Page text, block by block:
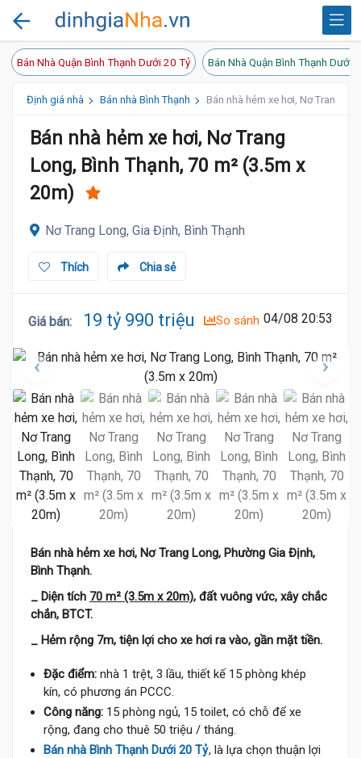
Bán Nhà Quận Bình Thạnh Dưới 20 Tỷ Bán Nhà Quận Bình Thạnh Dưới
Định giá nhà Bán nhà Bình Thạnh Bán nhà hẻm xe hơi, Nơ Trang
Bán nhà hẻm xe hơi, Nơ Trang
Long, Bình Thạnh, 70 m² (3.5m x
20m)
Nơ Trang Long, Gia Định, Bình Thạnh
Chia sẻ
Thích
Giá bán: 19 tỷ 990 triệu So sánh 04/08 20:53
Bán nhà hẻm xe hơi, Nơ Trang Long, Phường Gia Định,
Bình Thạnh.
_ Diện tích 70 m² (3.5m x 20m), đất vuông vức, xây chắc
chắn, BTCT.
_ Hẻm rộng 7m, tiện lợi cho xe hơi ra vào, gần mặt tiền.
Đặc điểm: nhà 1 trệt, 3 lầu, thiết kế 15 phòng khép
kín, có phương án PCCC.
Công năng: 15 phòng ngủ, 15 toilet, có chỗ để xe
rộng, đang cho thuê 50 triệu / tháng.
Bán nhà Bình Thạnh Dưới 20 Tỷ, là lựa chọn thuận lợi